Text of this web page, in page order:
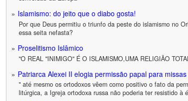
Islamismo: do jeito que o diabo gosta!
Por que Deus permitiu o triunfo da peste do islamismo no
essa seita nefasta?
Proselitismo Islâmico
"O REAL "INIMIGO" É O ISLAMISMO,UMA RELIGIÃO
Patriarca Alexei II elogia permissão papal para
" até mesmo os ortodoxos vêem como positivo o fato da
litúrgica, a Igreja ortodoxa russa não poderia ter resistido à